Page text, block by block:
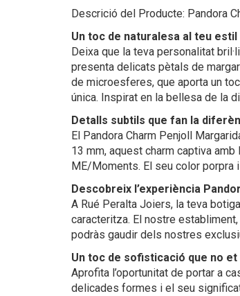
Descrició del Producte: Pandora
Un toc de naturalesa al teu estil
Deixa que la teva personalitat
presenta delicats pètals de
de microesferes, que aporta un
única. Inspirat en la bellesa de la
Detalls subtils que fan la
El Pandora Charm Penjoll
13 mm, aquest charm captiva
ME/Moments. El seu color porpra
Descobreix l’experiència
A Rué Peralta Joiers, la teva
caracteritza. El nostre
podràs gaudir dels nostres
Un toc de sofisticació que no
Aprofita l’oportunitat de portar a
delicades formes i el seu